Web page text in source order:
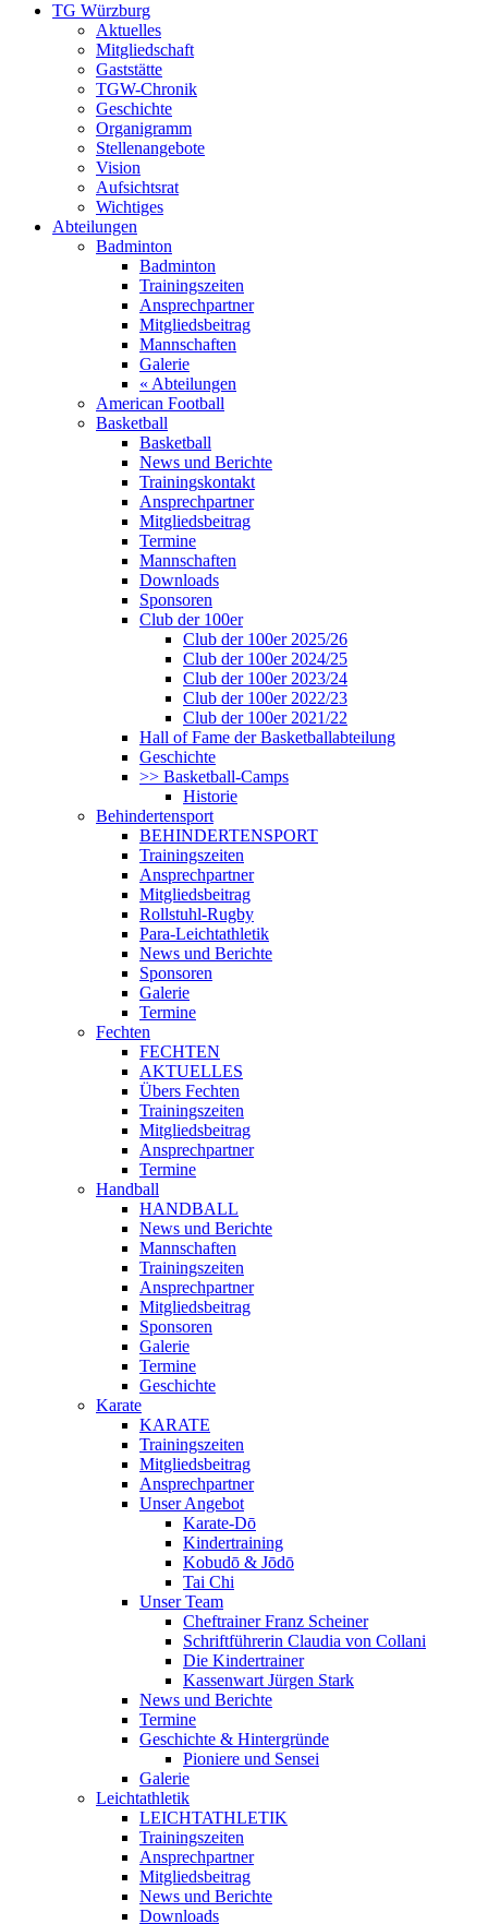
TG Würzburg
Aktuelles
Mitgliedschaft
Gaststätte
TGW-Chronik
Geschichte
Organigramm
Stellenangebote
Vision
Aufsichtsrat
Wichtiges
Abteilungen
Badminton
Badminton
Trainingszeiten
Ansprechpartner
Mitgliedsbeitrag
Mannschaften
Galerie
« Abteilungen
American Football
Basketball
Basketball
News und Berichte
Trainingskontakt
Ansprechpartner
Mitgliedsbeitrag
Termine
Mannschaften
Downloads
Sponsoren
Club der 100er
Club der 100er 2025/26
Club der 100er 2024/25
Club der 100er 2023/24
Club der 100er 2022/23
Club der 100er 2021/22
Hall of Fame der Basketballabteilung
Geschichte
>> Basketball-Camps
Historie
Behindertensport
BEHINDERTENSPORT
Trainingszeiten
Ansprechpartner
Mitgliedsbeitrag
Rollstuhl-Rugby
Para-Leichtathletik
News und Berichte
Sponsoren
Galerie
Termine
Fechten
FECHTEN
AKTUELLES
Übers Fechten
Trainingszeiten
Mitgliedsbeitrag
Ansprechpartner
Termine
Handball
HANDBALL
News und Berichte
Mannschaften
Trainingszeiten
Ansprechpartner
Mitgliedsbeitrag
Sponsoren
Galerie
Termine
Geschichte
Karate
KARATE
Trainingszeiten
Mitgliedsbeitrag
Ansprechpartner
Unser Angebot
Karate-Dō
Kindertraining
Kobudō & Jōdō
Tai Chi
Unser Team
Cheftrainer Franz Scheiner
Schriftführerin Claudia von Collani
Die Kindertrainer
Kassenwart Jürgen Stark
News und Berichte
Termine
Geschichte & Hintergründe
Pioniere und Sensei
Galerie
Leichtathletik
LEICHTATHLETIK
Trainingszeiten
Ansprechpartner
Mitgliedsbeitrag
News und Berichte
Downloads